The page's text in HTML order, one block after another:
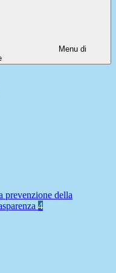
Menu di
prevenzione della
4